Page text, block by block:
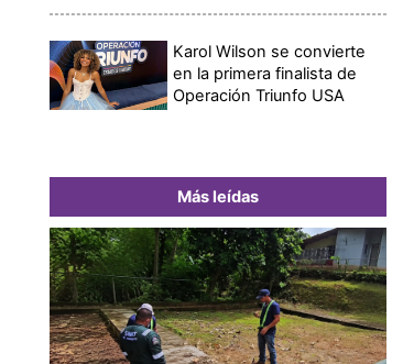
Karol Wilson se convierte
en la primera finalista de
Operación Triunfo USA
Más leídas